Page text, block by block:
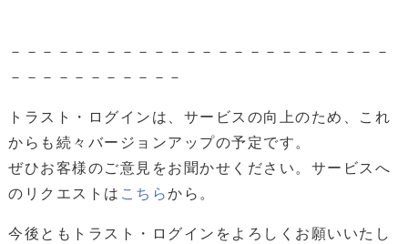
－－－－－－－－－－－－－－－－－－－－－－－－
－－－－－－－－－－－
トラスト・ログインは、サービスの向上のため、これ
からも続々バージョンアップの予定です。
ぜひお客様のご意見をお聞かせください。サービスへ
のリクエストは こちらから。
今後ともトラスト・ログインをよろしくお願いいたし